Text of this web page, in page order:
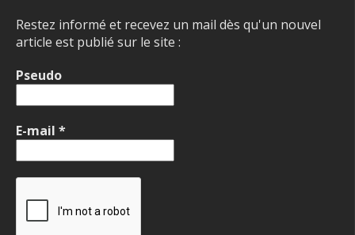
Restez informé et recevez un mail dès qu'un nouvel
article est publié sur le site :
Pseudo
E-mail *